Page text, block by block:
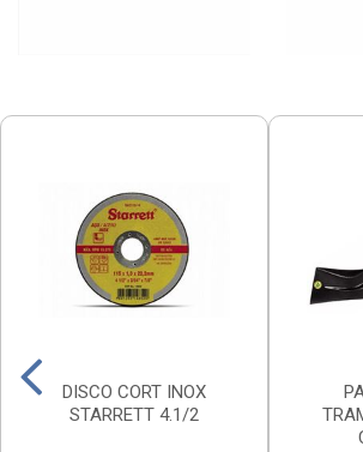
DISCO CORT INOX
STARRETT 4.1/2